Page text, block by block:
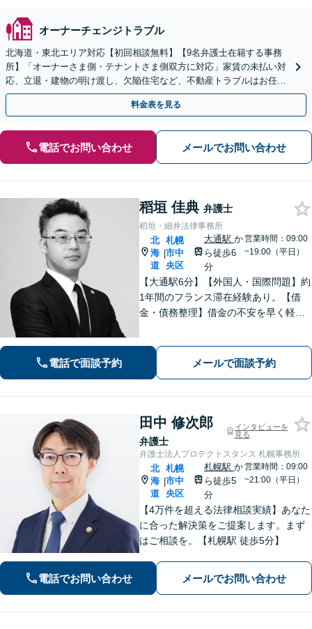
オーナーチェンジトラブル
北海道・東北エリア対応【初回相談無料】【9名弁護士在籍する事務
所】「オーナーさま側・テナントさま側双方に対応」家賃の未払い対
応、立退・建物の明け渡し、欠陥住宅など、不動産トラブルはお任せ
ください「早期相談で損失を最小限に」
料金表を見る
電話でお問い合わせ メールでお問い合わせ
稻垣 佳典 弁護士
稻垣・細井法律事務所
北
海
道
|
札幌
市中
央区
大通駅 か
ら徒歩6
分
営業時間：09:00
~19:00（平日）
【大通駅6分】【外国人・国際問題】約
1年間のフランス滞在経験あり。【借
金・債務整理】借金の不安を早く軽減
電話で面談予約 メールで面談予約
田中 修次郎
弁護士
インタビューを
見る
弁護士法人プロテクトスタンス 札幌事務所
北
海
道
|
札幌
市中
央区
札幌駅 か
ら徒歩5
分
営業時間：09:00
~21:00（平日）
【4万件を超える法律相談実績】あなた
に合った解決策をご提案します。まず
はご相談を。【札幌駅 徒歩5分】
電話でお問い合わせ メールでお問い合わせ